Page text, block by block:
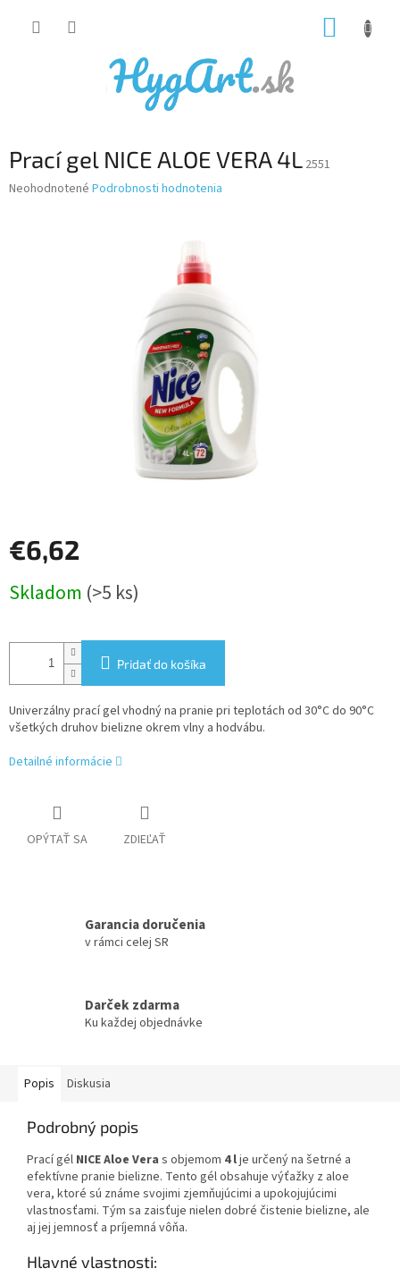
Prací gel NICE ALOE VERA 4L 2551
Priemerné
Neohodnotené Podrobnosti hodnotenia
€6,62
cena:
Skladom (>5 ks)
Pridať do košíka
Univerzálny prací gel vhodný na pranie pri teplotách od 30°C do 90°C
všetkých druhov bielizne okrem vlny a hodvábu.
Detailné informácie
OPÝTAŤ SA ZDIEĽAŤ
Garancia doručenia
v rámci celej SR
Darček zdarma
Ku každej objednávke
Popis Diskusia
Podrobný popis
Prací gél NICE Aloe Vera s objemom 4 lje určený na šetrné a
efektívne pranie bielizne. Tento gél obsahuje výťažky z aloe
vera, ktoré sú známe svojimi zjemňujúcimi a upokojujúcimi
vlastnosťami. Tým sa zaisťuje nielen dobré čistenie bielizne, ale
aj jej jemnosť a príjemná vôňa.
Hlavné vlastnosti: